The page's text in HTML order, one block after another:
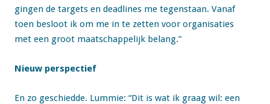
gingen de targets en deadlines me tegenstaan. Vanaf
toen besloot ik om me in te zetten voor organisaties
met een groot maatschappelijk belang.”
Nieuw perspectief
En zo geschiedde. Lummie: “Dit is wat ik graag wil: een